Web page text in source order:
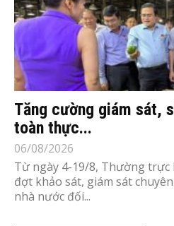
Tăng cường giám sát,
toàn thực...
06/08/2026
Từ ngày 4-19/8, Thường trực
đợt khảo sát, giám sát
nhà nước đối...